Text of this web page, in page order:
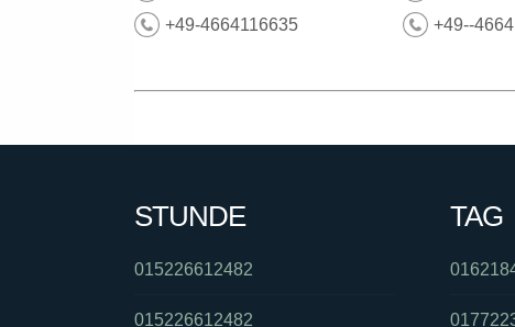
+49-4664116635
+49--
STUNDE
015226612482
015226612482
TAG